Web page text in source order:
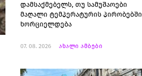
დამსაქმებელს, თუ სამუშაოები
მაღალი ტემპერატურის პირობებში
ხორციელდება
07. 08. 2026 ახალი ამბები